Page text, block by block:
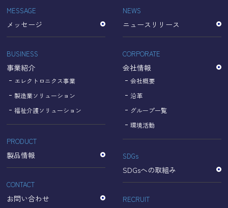
収集されたデータはGoogleのプライバシーポリシーにおい
て管理されます。
なお、当サイトのご利用をもって、上述の方法・目的にお
いてGoogle及び当サイトが行うデータ処理に関し、お客様
【Googleのプライバシーポリシー】
https://policies.google.com/privacy?hl=ja
https://policies.google.com/technologies/partner-sites?
hl=ja
個人情報に関するお問い合わせ窓口
名古屋理研電具株式会社
TEL：052-833-1248
MESSAGE
メッセージ
BUSINESS
事業紹介
エレクトロニクス事業
製造業ソリューション
福祉介護ソリューション
PRODUCT
製品情報
CONTACT
お問い合わせ
NEWS
ニュースリリース
CORPORATE
会社情報
会社概要
沿革
グループ一覧
環境活動
SDGs
SDGsへの取組み
RECRUIT